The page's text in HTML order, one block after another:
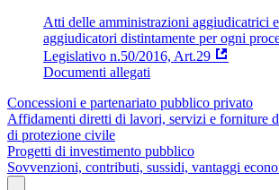
Atti delle amministrazioni aggiudicatrici
aggiudicatori distintamente per ogni
Legislativo n.50/2016, Art.29
Documenti allegati
Concessioni e partenariato pubblico privato
Affidamenti diretti di lavori, servizi e forniture
di protezione civile
Progetti di investimento pubblico
Sovvenzioni, contributi, sussidi, vantaggi